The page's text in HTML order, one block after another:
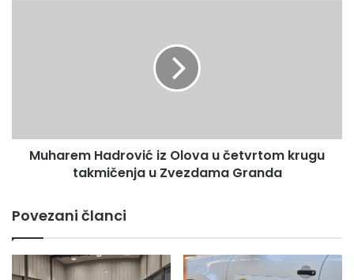
u
Zvezdama
Muharem Hadrović iz Olova u četvrtom krugu
takmičenja u Zvezdama Granda
Povezani članci